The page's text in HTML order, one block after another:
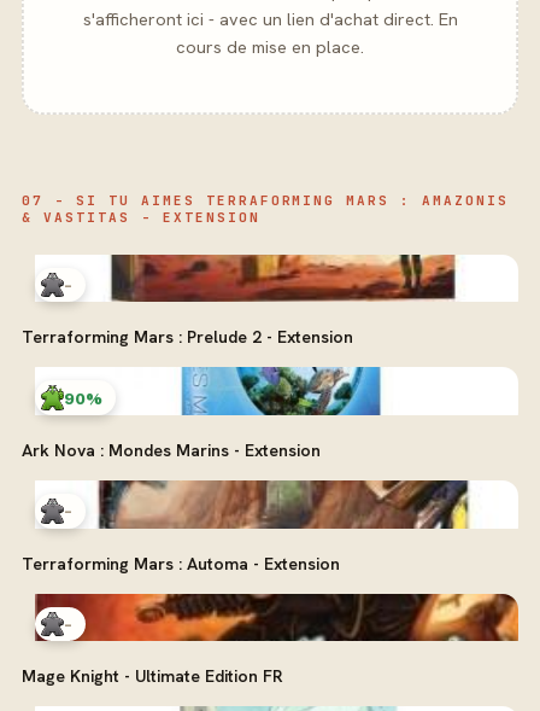
s'afficheront ici - avec un lien d'achat direct. En
cours de mise en place.
07 - SI TU AIMES TERRAFORMING MARS : AMAZONIS
& VASTITAS - EXTENSION
-
Terraforming Mars : Prelude 2 - Extension
90%
Ark Nova : Mondes Marins - Extension
-
Terraforming Mars : Automa - Extension
-
Mage Knight - Ultimate Edition FR